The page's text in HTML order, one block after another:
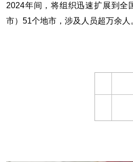
2024年间，将组织迅速扩展到全
市）51个地市，涉及人员超万余人